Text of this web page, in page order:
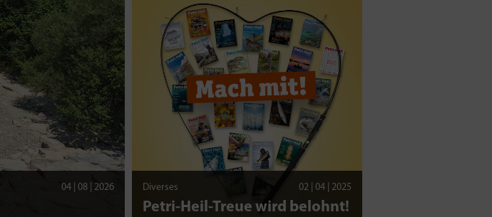
04 | 08 | 2026 Diverses 02 | 04 | 2025
Petri-Heil-Treue wird belohnt!